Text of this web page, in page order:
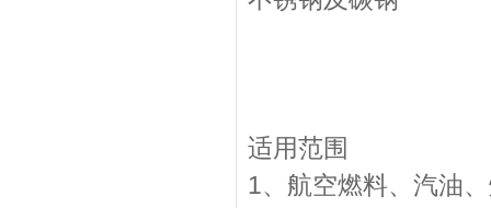
适用范围
1、航空燃料、汽油